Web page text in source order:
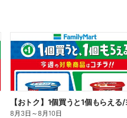
8月3日 ～8月10日